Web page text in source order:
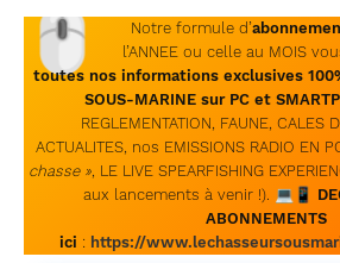
🖱 Notre formule d’
l’ANNEE ou celle au MOIS
toutes nos informations exclusives
SOUS-MARINE sur PC et
REGLEMENTATION, FAUNE, CALES
ACTUALITES, nos EMISSIONS RADIO EN
chasse », LE LIVE SPEARFISHING
aux lancements à venir !). 💻📱
ABONNEMENTS
ici : https://